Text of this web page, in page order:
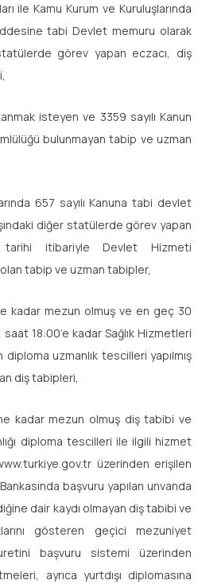
ile Kamu Kurum ve Kuruluşlarında
tabi Devlet memuru olarak
görev yapan eczacı, diş
isteyen ve 3359 sayılı Kanun
bulunmayan tabip ve uzman
657 sayılı Kanuna tabi devlet
diğer statülerde görev yapan
itibariyle Devlet Hizmeti
tabip ve uzman tabipler,
kadar mezun olmuş ve en geç 30
18:00’e kadar Sağlık Hizmetleri
uzmanlık tescilleri yapılmış
diş tabipleri,
kadar mezun olmuş diş tabibi ve
diploma tescilleri ile ilgili hizmet
üzerinden erişilen
başvuru yapılan unvanda
dair kaydı olmayan diş tabibi ve
gösteren geçici mezuniyet
başvuru sistemi üzerinden
ayrıca yurtdışı diplomasına